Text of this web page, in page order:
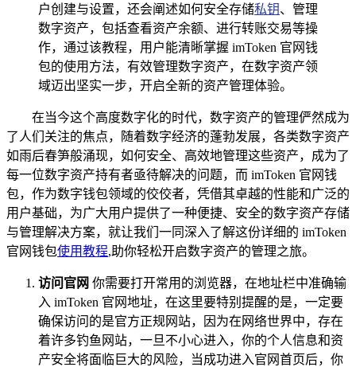
户创建与设置，还会阐述如何安全存储私钥、管理
数字资产，包括查看资产余额、进行转账交易等操
作，通过该教程，用户能清晰掌握 imToken 官网钱
包的使用方法，有效管理数字资产，在数字资产领
域迈出坚实一步，开启全新的资产管理体验。
在当今这个高度数字化的时代，数字资产的管理俨然成为
了人们关注的焦点，随着数字经济的蓬勃发展，各类数字资产
如雨后春笋般涌现，如何安全、高效地管理这些资产，成为了
每一位数字资产持有者亟待解决的问题，而 imToken 官网钱
包，作为数字钱包领域的佼佼者，凭借其卓越的性能和广泛的
用户基础，为广大用户提供了一种便捷、安全的数字资产存储
与管理解决方案，就让我们一同深入了解这份详细的 imToken
官网钱包使用教程,助你轻松开启数字资产的管理之旅。
访问官网 你需要打开常用的浏览器，在地址栏中准确输
入 imToken 官网地址，在这里要特别提醒的是，一定要
确保访问的是官方正规网站，因为在网络世界中，存在
着许多钓鱼网站，一旦不小心进入，你的个人信息和资
产安全将面临巨大的风险，当成功进入官网首页后，你